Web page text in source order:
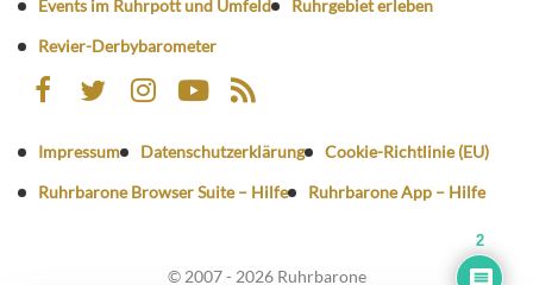
Events im Ruhrpott und Umfeld
Ruhrgebiet erleben
Revier-Derbybarometer
Impressum Datenschutzerklärung
Cookie-Richtlinie (EU)
Ruhrbarone Browser Suite – Hilfe
Ruhrbarone App – Hilfe
© 2007 - 2026 Ruhrbarone
2